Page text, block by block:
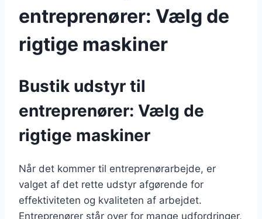
entreprenører: Vælg de
rigtige maskiner
Bustik udstyr til
entreprenører: Vælg de
rigtige maskiner
Når det kommer til entreprenørarbejde, er
valget af det rette udstyr afgørende for
effektiviteten og kvaliteten af arbejdet.
Entreprenører står over for mange udfordringer,